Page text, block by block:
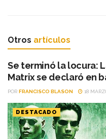
Otros artículos
Se terminó la locura:
Matrix se declaró en
POR FRANCISCO BLASON 18
DESTACADO